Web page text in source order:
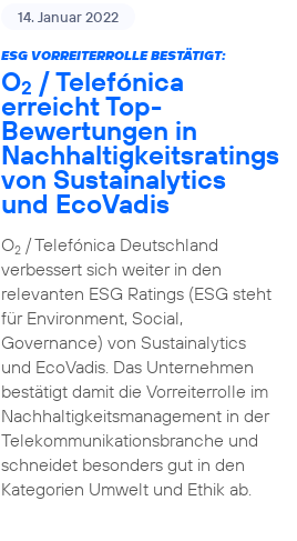
14. Januar 2022
ESG VORREITERROLLE BESTÄTIGT:
O2 / Telefónica
erreicht Top-
Bewertungen in
Nachhaltigkeitsratings
von Sustainalytics
und EcoVadis
O2/ Telefónica Deutschland
verbessert sich weiter in den
relevanten ESG Ratings (ESG steht
für Environment, Social,
Governance) von Sustainalytics
und EcoVadis. Das Unternehmen
bestätigt damit die Vorreiterrolle im
Nachhaltigkeitsmanagement in der
Telekommunikationsbranche und
schneidet besonders gut in den
Kategorien Umwelt und Ethik ab.